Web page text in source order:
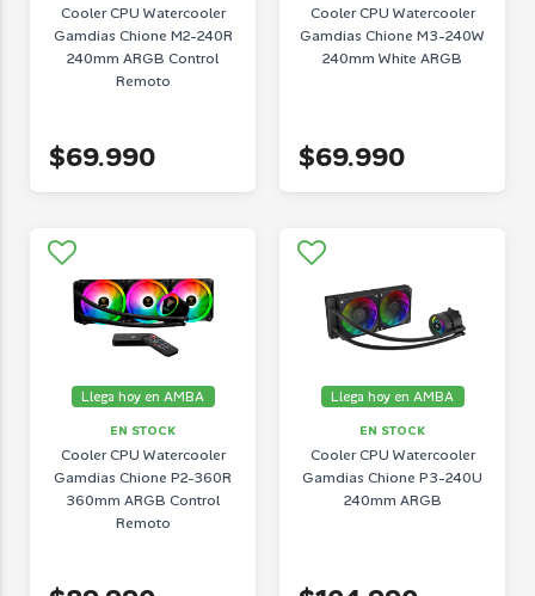
Cooler CPU Watercooler
Gamdias Chione M2-240R
240mm ARGB Control
Remoto
$69.990
Cooler CPU Watercooler
Gamdias Chione M3-240W
240mm White ARGB
$69.990
Llega hoy en AMBA
EN STOCK
Cooler CPU Watercooler
Gamdias Chione P2-360R
360mm ARGB Control
Remoto
Llega hoy en AMBA
EN STOCK
Cooler CPU Watercooler
Gamdias Chione P3-240U
240mm ARGB